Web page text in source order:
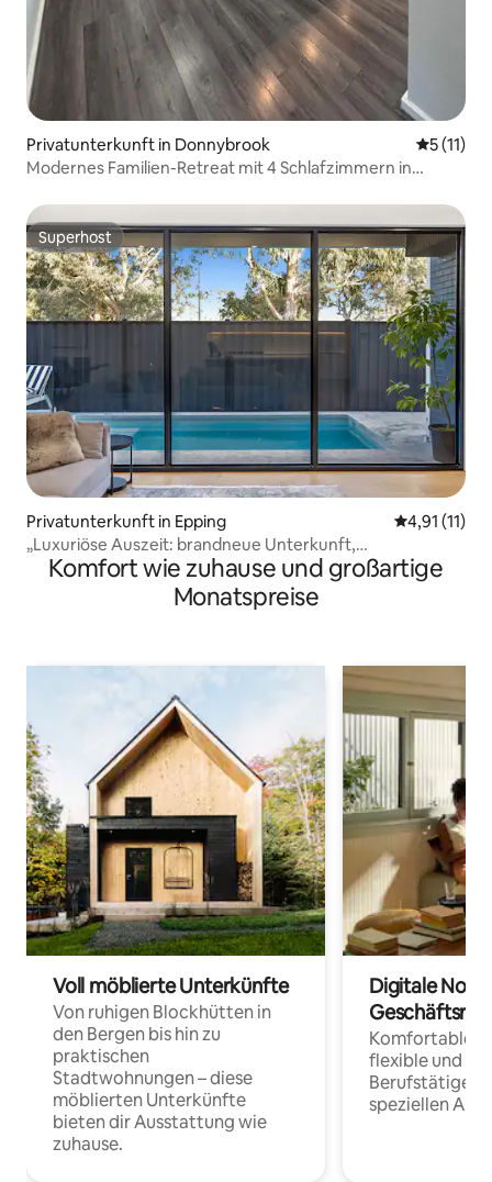
Privatunterkunft in Donnybrook
5 (11)
Modernes Familien-Retreat mit 4 Schlafzimmern in
Superhost
Superhost
Privatunterkunft in Epping
4,91 (11)
„Luxuriöse Auszeit: brandneue Unterkunft,
atemberaubender Pool“ Spa
Komfort wie zuhause und großartige
Monatspreise
Voll möblierte Unterkünfte
Von ruhigen Blockhütten in
den Bergen bis hin zu
praktischen
Stadtwohnungen – diese
möblierten Unterkünfte
bieten dir Ausstattung wie
zuhause.
Digitale
Komfortable
flexible und
Berufstätige
speziellen